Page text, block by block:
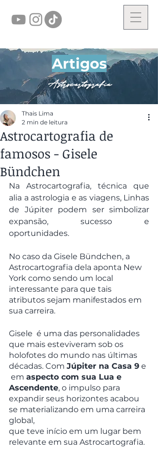
Artigos
Astrocartografia
Astrocartografia de
famosos - Gisele
Bündchen
Thais Lima
2 min de leitura
Na Astrocartografia, técnica que
alia a astrologia e as viagens, Linhas
de Júpiter podem ser simbolizar
expansão, sucesso e
oportunidades.
No caso da Gisele Bündchen, a
Astrocartografia dela aponta New
York como sendo um local
interessante para que tais
atributos sejam manifestados em
sua carreira.
Gisele  é uma das personalidades
que mais esteviveram sob os
holofotes do mundo nas últimas
décadas. Com Júpiter na Casa 9 e
em aspecto com sua Lua e
Ascendente, o impulso para
expandir seus horizontes acabou
se materializando em uma carreira
global,
que teve início em um lugar bem
relevante em sua Astrocartografia.